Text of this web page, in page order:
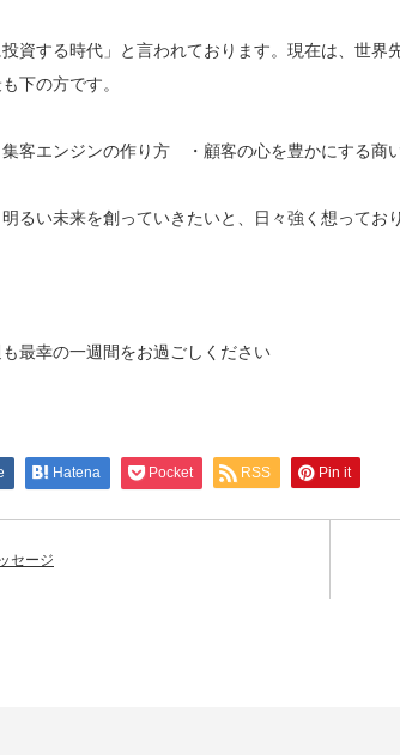
資する時代」と言われております。現在は、世
下の方です。
客エンジンの作り方 ・顧客の心を豊かにする商
るい未来を創っていきたいと、日々強く想ってお
最幸の一週間をお過ごしください
Hatena Pocket RSS Pin it
セージ